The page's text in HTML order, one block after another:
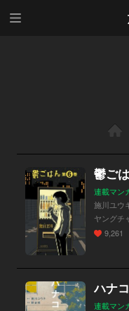
鬱ご
連載マン
施川ユウ
ヤングチ
9,261
ハナ
連載マン